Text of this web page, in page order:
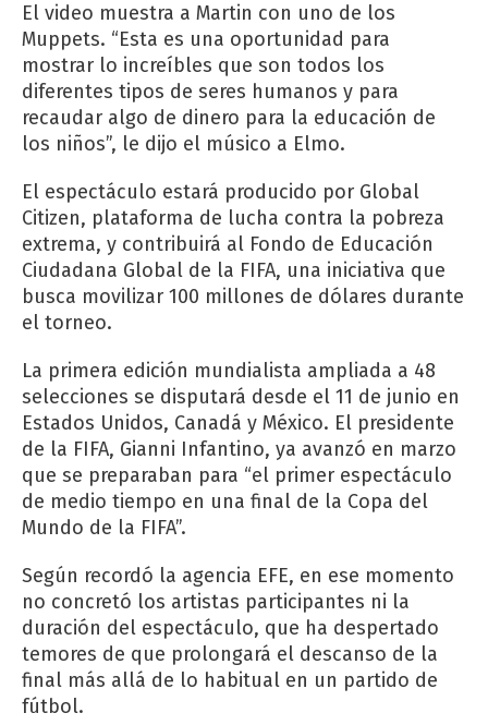
El video muestra a Martin con uno de los
Muppets. “Esta es una oportunidad para
mostrar lo increíbles que son todos los
diferentes tipos de seres humanos y para
recaudar algo de dinero para la educación de
los niños”, le dijo el músico a Elmo.
El espectáculo estará producido por Global
Citizen, plataforma de lucha contra la pobreza
extrema, y contribuirá al Fondo de Educación
Ciudadana Global de la FIFA, una iniciativa que
busca movilizar 100 millones de dólares durante
el torneo.
La primera edición mundialista ampliada a 48
selecciones se disputará desde el 11 de junio en
Estados Unidos, Canadá y México. El presidente
de la FIFA, Gianni Infantino, ya avanzó en marzo
que se preparaban para “el primer espectáculo
de medio tiempo en una final de la Copa del
Mundo de la FIFA”.
Según recordó la agencia EFE, en ese momento
no concretó los artistas participantes ni la
duración del espectáculo, que ha despertado
temores de que prolongará el descanso de la
final más allá de lo habitual en un partido de
fútbol.